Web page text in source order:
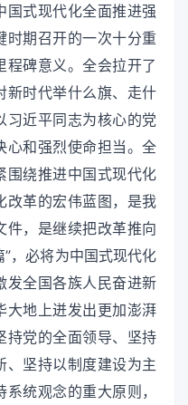
国式现代化全面推进强
时期召开的一次十分重
程碑意义。全会拉开了
新时代举什么旗、走什
习近平同志为核心的党
心和强烈使命担当。全
围绕推进中国式现代化
改革的宏伟蓝图，是我
件，是继续把改革推向
”，必将为中国式现代化
发全国各族人民奋进新
大地上迸发出更加澎湃
持党的全面领导、坚持
、坚持以制度建设为主
统观念的重大原则，